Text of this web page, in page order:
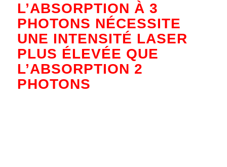
L’ABSORPTION À 3
PHOTONS NÉCESSITE
UNE INTENSITÉ LASER
PLUS ÉLEVÉE QUE
L’ABSORPTION 2
PHOTONS